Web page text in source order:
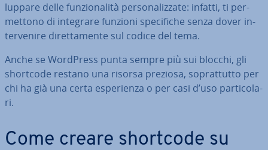
lup­pa­re delle fun­zio­na­li­tà per­so­na­liz­za­te: infatti, ti per­
met­to­no di integrare funzioni spe­ci­fi­che senza dover in­
ter­ve­ni­re di­ret­ta­men­te sul codice del tema.
Anche se WordPress punta sempre più sui blocchi, gli
shortcode restano una risorsa preziosa, so­prat­tut­to per
chi ha già una certa espe­rien­za o per casi d’uso par­ti­co­la­
ri.
Come creare shortcode su